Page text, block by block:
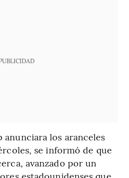
anunciara los aranceles
se informó de que
avanzado por un